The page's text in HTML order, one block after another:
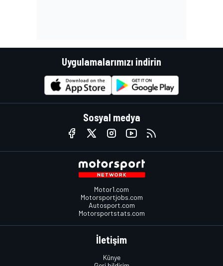
Uygulamalarımızı indirin
Sosyal medya
Motor1.com
Motorsportjobs.com
Autosport.com
Motorsportstats.com
İletişim
Künye